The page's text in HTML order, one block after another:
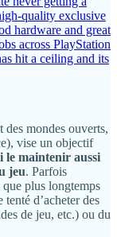
quality exclusive
hardware and great
across PlayStation
hit a ceiling and its
mondes ouverts,
vise un objectif
le maintenir aussi
jeu. Parfois
plus longtemps
d’acheter des
de jeu, etc.) ou du